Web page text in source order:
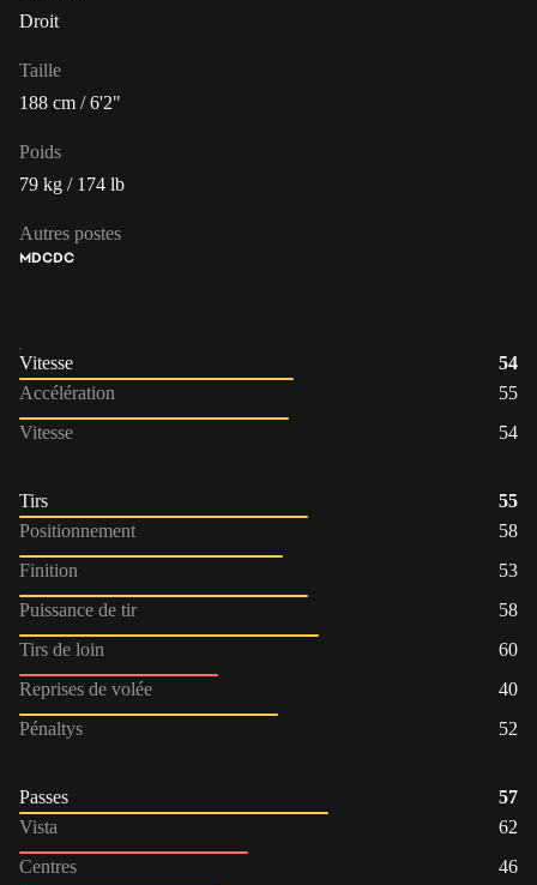
Droit
Taille
188 cm / 6'2"
Poids
79 kg / 174 lb
Autres postes
MDCDC
Vitesse
54
Accélération
55
Vitesse
54
Tirs
55
Positionnement
58
Finition
53
Puissance de tir
58
Tirs de loin
60
Reprises de volée
40
Pénaltys
52
Passes
57
Vista
62
Centres
46